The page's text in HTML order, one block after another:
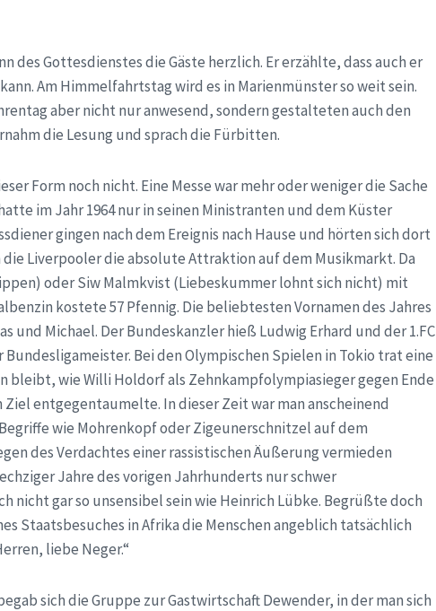
des Gottesdienstes die Gäste herzlich. Er erzählte, dass auch er
Am Himmelfahrtstag wird es in Marienmünster so weit sein.
aber nicht nur anwesend, sondern gestalteten auch den
die Lesung und sprach die Fürbitten.
Form noch nicht. Eine Messe war mehr oder weniger die Sache
im Jahr 1964 nur in seinen Ministranten und dem Küster
gingen nach dem Ereignis nach Hause und hörten sich dort
die Liverpooler die absolute Attraktion auf dem Musikmarkt. Da
oder Siw Malmkvist (Liebeskummer lohnt sich nicht) mit
kostete 57 Pfennig. Die beliebtesten Vornamen des Jahres
und Michael. Der Bundeskanzler hieß Ludwig Erhard und der 1.FC
Bei den Olympischen Spielen in Tokio trat eine
bleibt, wie Willi Holdorf als Zehnkampfolympiasieger gegen Ende
entgegentaumelte. In dieser Zeit war man anscheinend
wie Mohrenkopf oder Zigeunerschnitzel auf dem
des Verdachtes einer rassistischen Äußerung vermieden
Jahre des vorigen Jahrhunderts nur schwer
nicht gar so unsensibel sein wie Heinrich Lübke. Begrüßte doch
Staatsbesuches in Afrika die Menschen angeblich tatsächlich
liebe Neger.“
sich die Gruppe zur Gastwirtschaft Dewender, in der man sich